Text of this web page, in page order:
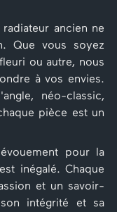
ancien ne
Que vous soyez
ou autre, nous
à vos envies.
néo-classic,
pièce est un
pour la
inégalé. Chaque
et un savoir-
intégrité et sa